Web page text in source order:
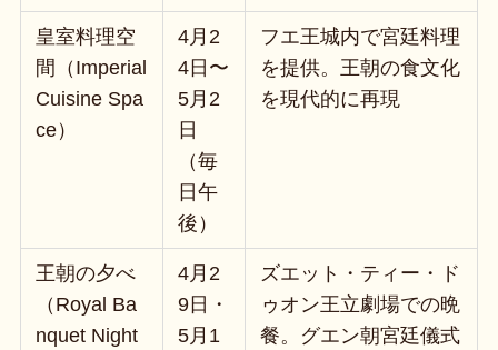
皇室料理空
間（Imperial
Cuisine Spa
ce）
4月2
4日〜
5月2
日
（毎
日午
後）
フエ王城内で宮廷料理
を提供。王朝の食文化
を現代的に再現
王朝の夕べ
（Royal Ba
nquet Night
4月2
9日・
5月1
ズエット・ティー・ド
ゥオン王立劇場での晩
餐。グエン朝宮廷儀式